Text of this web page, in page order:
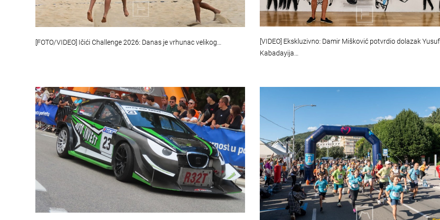
[FOTO/VIDEO] Ičići Challenge 2026: Danas je vrhunac velikog…
[VIDEO] Ekskluzivno: Damir Mišković potvrdio dolazak
Kabadayija…